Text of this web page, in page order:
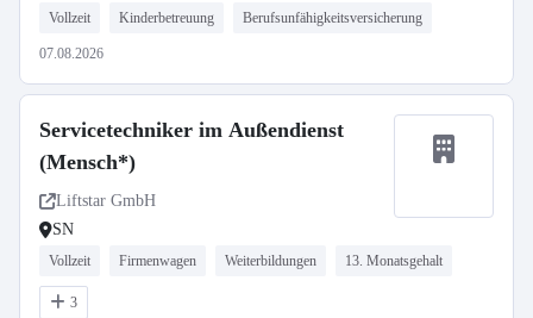
Vollzeit Kinderbetreuung Berufsunfähigkeitsversicherung
07.08.2026
Servicetechniker im Außendienst
(Mensch*)
Liftstar GmbH
SN
Vollzeit Firmenwagen Weiterbildungen 13. Monatsgehalt
3